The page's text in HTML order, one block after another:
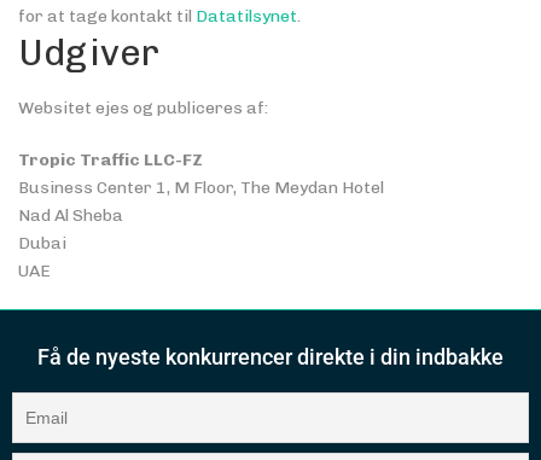
for at tage kontakt til Datatilsynet.
Udgiver
Websitet ejes og publiceres af:
Tropic Traffic LLC-FZ
Business Center 1, M Floor, The Meydan Hotel
Nad Al Sheba
Dubai
UAE
Få de nyeste konkurrencer direkte i din indbakke